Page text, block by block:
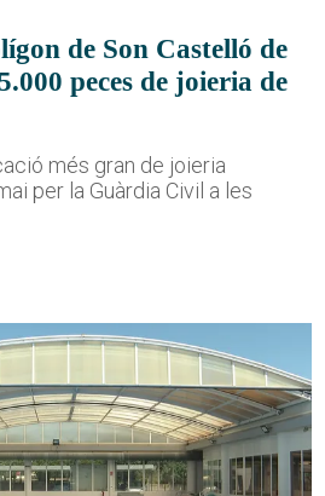
de Son Castelló de
peces de joieria de
més gran de joieria
per la Guàrdia Civil a les